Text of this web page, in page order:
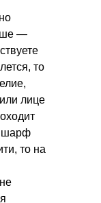
—
то
лице
шарф
то на